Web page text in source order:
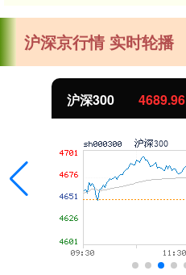
沪深京行情 实时轮播
沪深300 4689.96